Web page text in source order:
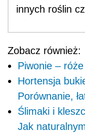
innych roślin
Zobacz również:
Piwonie –
Hortensja
Porównanie,
Ślimaki i
Jak